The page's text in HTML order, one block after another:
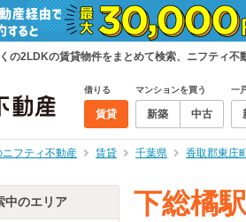
の2LDKの賃貸物件をまとめて検索、ニフティ不
借りる
賃貸
マンションを買う
新築 中古
一
フティ不動産 賃貸 千葉県 香取郡東庄
中のエリア 下総橘駅